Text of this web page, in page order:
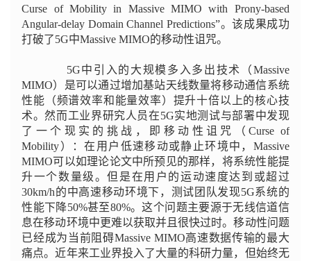
Curse of Mobility in Massive MIMO with Prony-based
Angular-delay Domain Channel Predictions”。该成果成功
打破了5G中Massive MIMO的移动性诅咒。
5G中引入的大规模多入多出技术（Massive
MIMO）是可以通过增加基站天线数量将移动通信系统
性能（频谱效率和能量效率）提升十倍以上的核心技
术。然而工业界研究人员在5G实地测试与部署中发现
了一个现实的挑战，即移动性诅咒（Curse of
Mobility）：在用户低速移动或静止环境中，Massive
MIMO可以如理论论文中所预见的那样，将系统性能提
升一个数量级。但是在用户的运动速度达到或超过
30km/h的中高速移动环境下，测试团队发现5G系统的
性能下降50%甚至80%。这个问题主要源于无线信道信
息在移动环境中更难以获取并且很快过时。移动性问题
已经成为当前阻碍Massive MIMO高速数据传输的最大
痛点。近年来工业界投入了大量的科研力量，但始终无